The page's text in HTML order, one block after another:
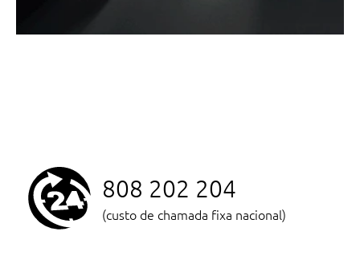
808 202 204
(custo de chamada fixa nacional)